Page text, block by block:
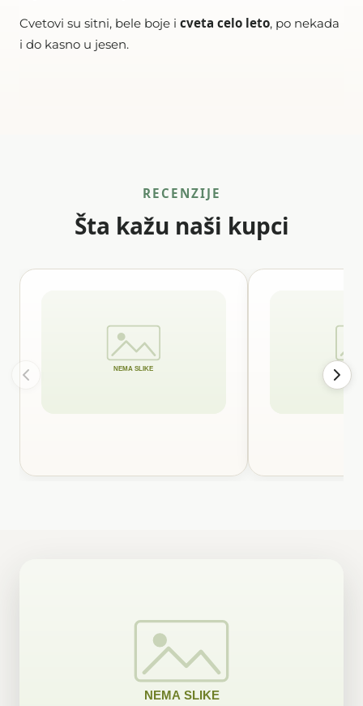
Cvetovi su sitni, bele boje i cveta celo leto, po nekada
i do kasno u jesen.
RECENZIJE
Šta kažu naši kupci